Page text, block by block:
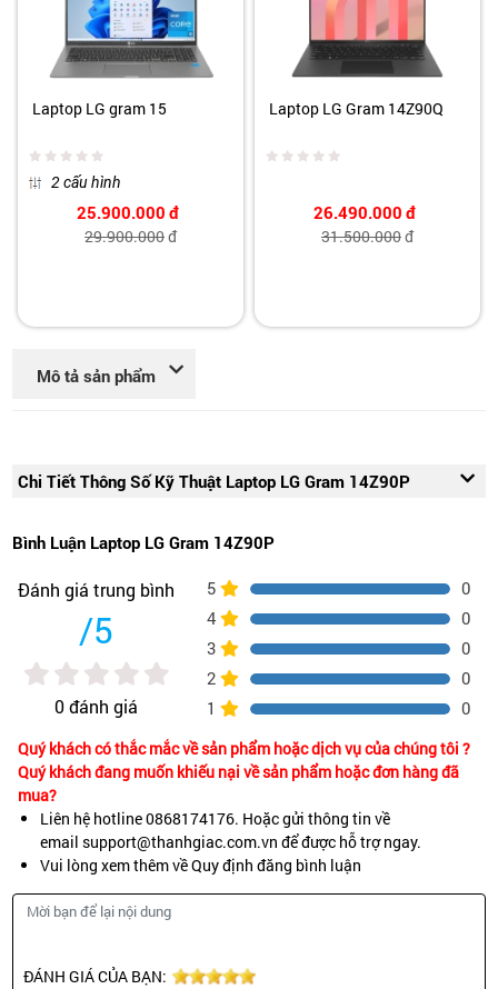
Laptop LG gram 15
2 cấu hình
25.900.000 đ
29.900.000đ
Laptop LG Gram 14Z90Q
26.490.000 đ
31.500.000đ
Mô tả sản phẩm
Chi Tiết Thông Số Kỹ Thuật Laptop LG Gram 14Z90P
Bình Luận Laptop LG Gram 14Z90P
Đánh giá trung bình
/5
0 đánh giá
5
0
4
0
3
0
2
0
1
0
Quý khách có thắc mắc về sản phẩm hoặc dịch vụ của chúng tôi ?
Quý khách đang muốn khiếu nại về sản phẩm hoặc đơn hàng đã
mua?
Liên hệ hotline 0868174176. Hoặc gửi thông tin về
email support@thanhgiac.com.vn để được hỗ trợ ngay.
Vui lòng xem thêm về Quy định đăng bình luận
ĐÁNH GIÁ CỦA BẠN: